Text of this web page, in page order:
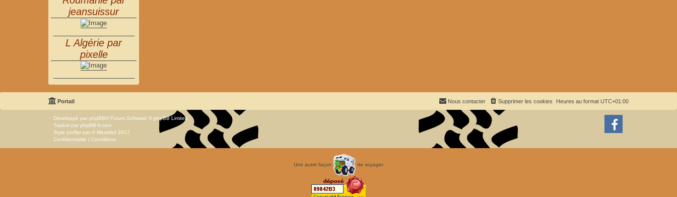
jeansuissur
L Algérie par
pixelle
Portail Heures au format UTC+01:00
Supprimer les cookies
Nous contacter
Développé par phpBB® Forum Software © phpBB Limited
Traduit par phpBB-fr.com
Style proflat par © Mazeltof 2017
Confidentialité | Conditions
Une autre façon de voyager